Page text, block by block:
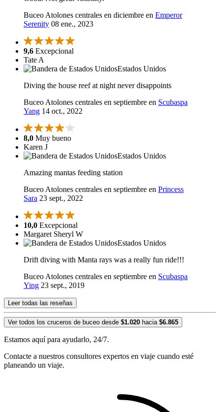
Buceo Atolones centrales en diciembre en Emperor
Serenity 08 ene., 2023
9,6 Excepcional
Tate A
Estados Unidos
Diving the house reef at night never disappoints
Buceo Atolones centrales en septiembre en Scubaspa
Yang 14 oct., 2022
8,0 Muy bueno
Karen J
Estados Unidos
Amazing mantas feeding station
Buceo Atolones centrales en septiembre en Princess
Sara 23 sept., 2022
10,0 Excepcional
Margaret Sheryl W
Estados Unidos
Drift diving with Manta rays was a really fun ride!!!
Buceo Atolones centrales en septiembre en Scubaspa
Ying 23 sept., 2019
Leer todas las reseñas
Ver todos los cruceros de buceo desde $1.020 hacia $6.865
Estamos aquí para ayudarlo, 24/7.
Contacte a nuestros consultores expertos en viaje cuando esté
planeando un viaje.